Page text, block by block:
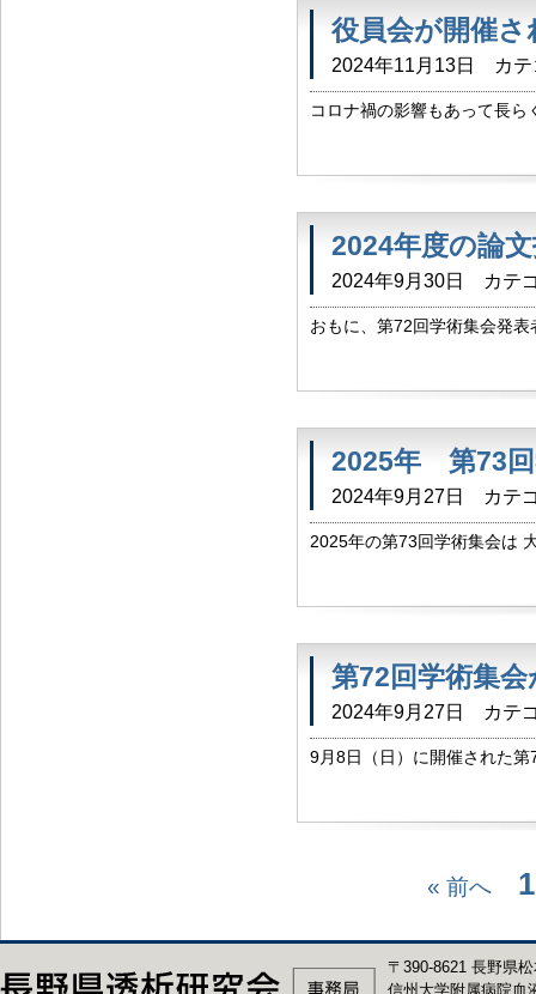
役員会が開催
2024年11月13日 カ
コロナ禍の影響もあって長
2024年度の論
2024年9月30日 カテ
おもに、第72回学術集会発
2025年 第73回
2024年9月27日 カテ
2025年の第73回学術集会は
第72回学術集
2024年9月27日 カテ
9月8日（日）に開催された
« 前へ 1
〒390-8621 長野県
信州大学附属病院血